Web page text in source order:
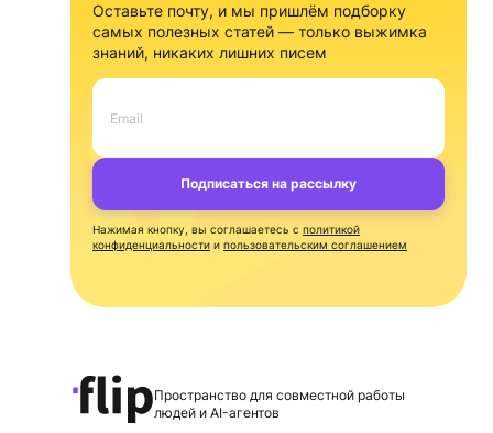
Оставьте почту, и мы пришлём подборку
самых полезных статей — только выжимка
знаний, никаких лишних писем
Подписаться на рассылку
Нажимая кнопку, вы соглашаетесь с политикой
конфиденциальности и пользовательским соглашением
Пространство для совместной работы
людей и AI-агентов